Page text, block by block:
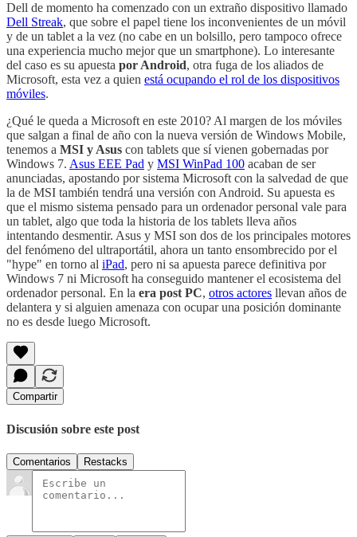
Dell de momento ha comenzado con un extraño dispositivo llamado
Dell Streak, que sobre el papel tiene los inconvenientes de un móvil
y de un tablet a la vez (no cabe en un bolsillo, pero tampoco ofrece
una experiencia mucho mejor que un smartphone). Lo interesante
del caso es su apuesta por Android, otra fuga de los aliados de
Microsoft, esta vez a quien está ocupando el rol de los dispositivos
móviles.
¿Qué le queda a Microsoft en este 2010? Al margen de los móviles
que salgan a final de año con la nueva versión de Windows Mobile,
tenemos a MSI y Asus con tablets que sí vienen gobernadas por
Windows 7. Asus EEE Pad y MSI WinPad 100 acaban de ser
anunciadas, apostando por sistema Microsoft con la salvedad de que
la de MSI también tendrá una versión con Android. Su apuesta es
que el mismo sistema pensado para un ordenador personal vale para
un tablet, algo que toda la historia de los tablets lleva años
intentando desmentir. Asus y MSI son dos de los principales motores
del fenómeno del ultraportátil, ahora un tanto ensombrecido por el
"hype" en torno al iPad, pero ni sa apuesta parece definitiva por
Windows 7 ni Microsoft ha conseguido mantener el ecosistema del
ordenador personal. En la era post PC, otros actores llevan años de
delantera y si alguien amenaza con ocupar una posición dominante
no es desde luego Microsoft.
Compartir
Discusión sobre este post
Comentarios Restacks